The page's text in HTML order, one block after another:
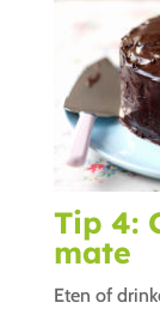
Tip 4:
mate
Eten of